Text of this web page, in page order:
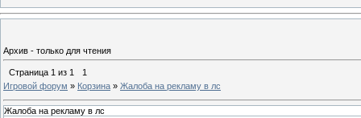
Архив - только для чтения
Страница 1 из 1
1
Игровой форум » Корзина » Жалоба на рекламу в лс
Жалоба на рекламу в лс